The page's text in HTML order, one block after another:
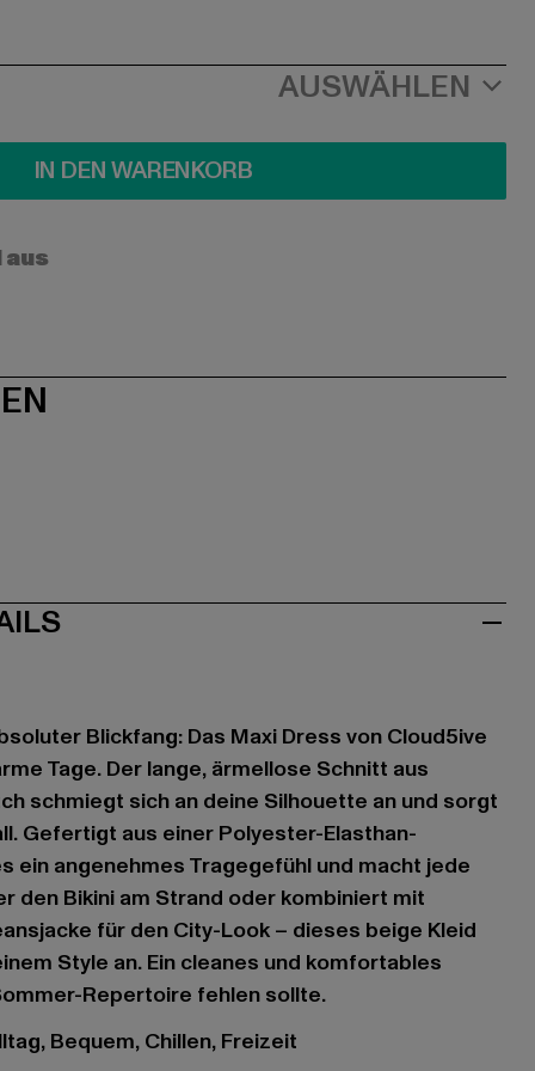
AUSWÄHLEN
IN DEN WARENKORB
Blickfang: Das Maxi Dress von Cloud5ive
Tage. Der lange, ärmellose Schnitt aus
schmiegt sich an deine Silhouette an und sorgt
Gefertigt aus einer Polyester-Elasthan-
ein angenehmes Tragegefühl und macht jede
den Bikini am Strand oder kombiniert mit
für den City-Look – dieses beige Kleid
Style an. Ein cleanes und komfortables
Repertoire fehlen sollte.
Bequem, Chillen, Freizeit